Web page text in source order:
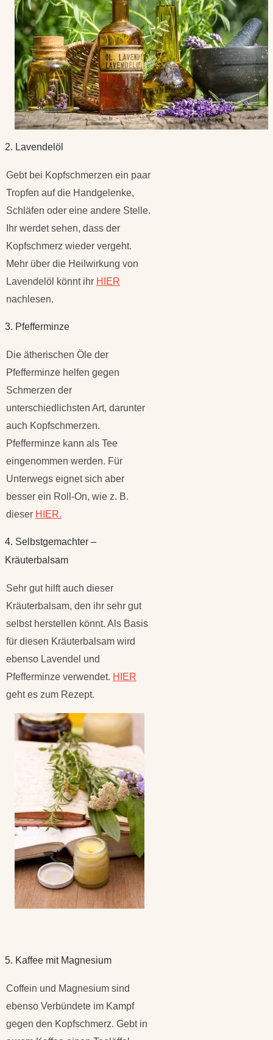
2. Lavendelöl
Gebt bei Kopfschmerzen ein paar
Tropfen auf die Handgelenke,
Schläfen oder eine andere Stelle.
Ihr werdet sehen, dass der
Kopfschmerz wieder vergeht.
Mehr über die Heilwirkung von
Lavendelöl könnt ihr HIER
nachlesen.
3. Pfefferminze
Die ätherischen Öle der
Pfefferminze helfen gegen
Schmerzen der
unterschiedlichsten Art, darunter
auch Kopfschmerzen.
Pfefferminze kann als Tee
eingenommen werden. Für
Unterwegs eignet sich aber
besser ein Roll-On, wie z. B.
dieser HIER.
4. Selbstgemachter –
Kräuterbalsam
Sehr gut hilft auch dieser
Kräuterbalsam, den ihr sehr gut
selbst herstellen könnt. Als Basis
für diesen Kräuterbalsam wird
ebenso Lavendel und
Pfefferminze verwendet. HIER
geht es zum Rezept.
5. Kaffee mit Magnesium
Coffein und Magnesium sind
ebenso Verbündete im Kampf
gegen den Kopfschmerz. Gebt in